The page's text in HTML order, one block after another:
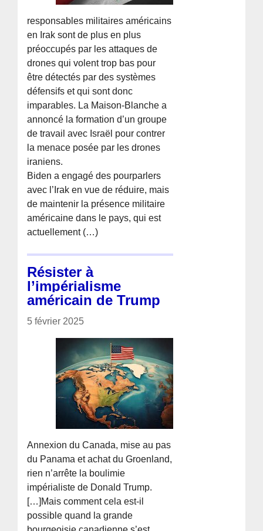
responsables militaires américains
en Irak sont de plus en plus
préoccupés par les attaques de
drones qui volent trop bas pour
être détectés par des systèmes
défensifs et qui sont donc
imparables. La Maison-Blanche a
annoncé la formation d’un groupe
de travail avec Israël pour contrer
la menace posée par les drones
iraniens.
Biden a engagé des pourparlers
avec l’Irak en vue de réduire, mais
de maintenir la présence militaire
américaine dans le pays, qui est
actuellement (…)
Résister à
l’impérialisme
américain de Trump
5 février 2025
Annexion du Canada, mise au pas
du Panama et achat du Groenland,
rien n’arrête la boulimie
impérialiste de Donald Trump.
[…]Mais comment cela est-il
possible quand la grande